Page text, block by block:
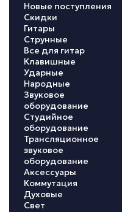
Новые поступления
Скидки
Гитары
Струнные
Все для гитар
Клавишные
Ударные
Народные
Звуковое
оборудование
Студийное
оборудование
Трансляционное
звуковое
оборудование
Аксессуары
Коммутация
Духовые
Свет